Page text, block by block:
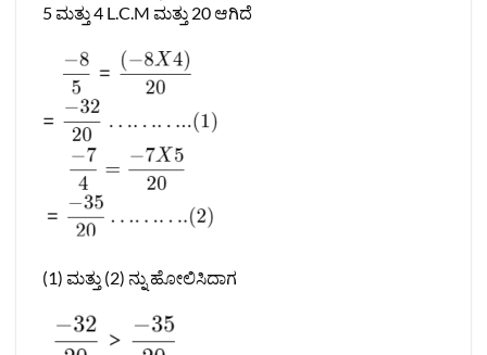
5 ಮತ್ತು 4 L.C.M ಮತ್ತು 20 ಆಗಿದೆ
(1) ಮತ್ತು (2) ನ್ನು ಹೋಲಿಸಿದಾಗ